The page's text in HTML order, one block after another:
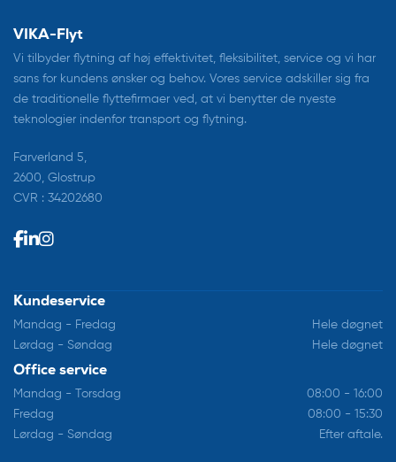
VIKA-Flyt
Vi tilbyder flytning af høj effektivitet, fleksibilitet, service og vi har
sans for kundens ønsker og behov. Vores service adskiller sig fra
de traditionelle flyttefirmaer ved, at vi benytter de nyeste
teknologier indenfor transport og flytning.
Farverland 5,
2600, Glostrup
CVR : 34202680
Kundeservice
Mandag - Fredag
Hele døgnet
Lørdag - Søndag
Hele døgnet
Office service
Mandag - Torsdag
08:00 - 16:00
Fredag
08:00 - 15:30
Lørdag - Søndag
Efter aftale.